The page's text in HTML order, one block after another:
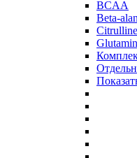
BCAA
Beta-